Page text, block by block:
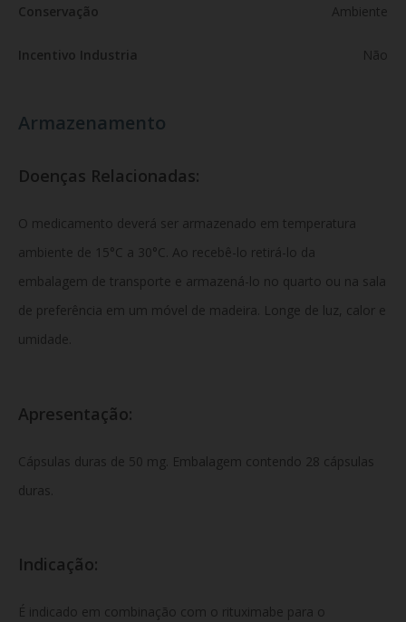
Conservação Ambiente
Incentivo Industria Não
Armazenamento
Doenças Relacionadas:
O medicamento deverá ser armazenado em temperatura
ambiente de 15°C a 30°C. Ao recebê-lo retirá-lo da
embalagem de transporte e armazená-lo no quarto ou na sala
de preferência em um móvel de madeira. Longe de luz, calor e
umidade.
Apresentação:
Cápsulas duras de 50 mg. Embalagem contendo 28 cápsulas
duras.
Indicação:
É indicado em combinação com o rituximabe para o